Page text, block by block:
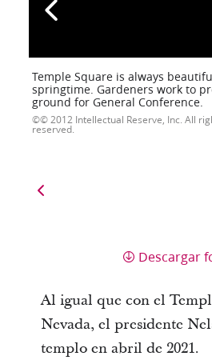
Temple Square is always
springtime. Gardeners work to
ground for General Conference.
© 2012 Intellectual Reserve, Inc. All
reserved.
Descargar
Al igual que con el
Nevada, el presidente
templo en abril de 2021.